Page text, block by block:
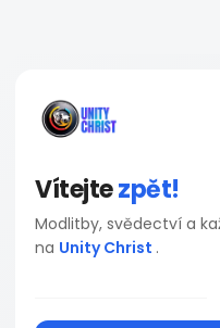
Vítejtezpět!
Modlitby, svědectví a
na Unity Christ .